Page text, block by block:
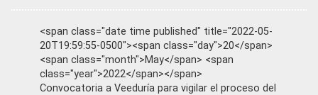
<span class="date time published" title="2022-05-
20T19:59:55-0500"><span class="day">20</span>
<span class="month">May</span> <span
class="year">2022</span></span>
Convocatoria a Veeduría para vigilar el proceso del